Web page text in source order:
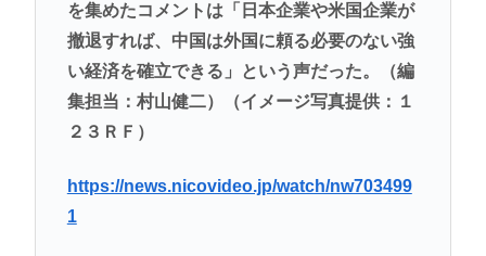
を集めたコメントは「日本企業や米国企業が
撤退すれば、中国は外国に頼る必要のない強
い経済を確立できる」という声だった。（編
集担当：村山健二）（イメージ写真提供：１
２３ＲＦ）
https://news.nicovideo.jp/watch/nw703499
1